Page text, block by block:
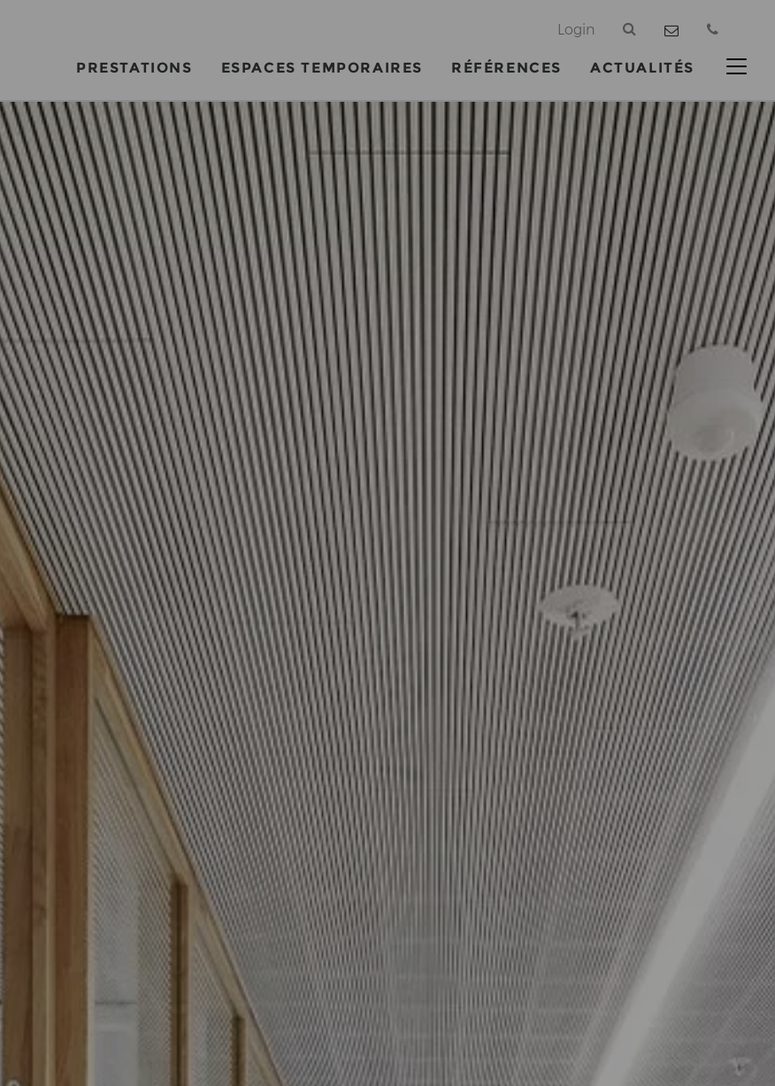
Login
PRESTATIONS ESPACES TEMPORAIRES RÉFÉRENCES ACTUALITÉS